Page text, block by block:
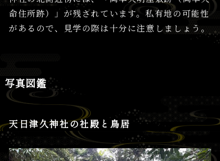
命住所跡）」が残されています。私有地の可能性
があるので、見学の際は十分に注意しましょう。
写真図鑑
天日津久神社の社殿と鳥居